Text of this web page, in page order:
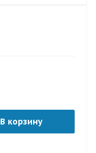
В корзину